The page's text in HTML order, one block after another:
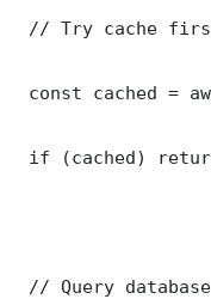
// Try cache
const cached =
if (cached)
// Query database